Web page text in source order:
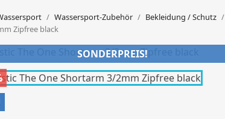
Wassersport-Zubehör Bekleidung / Schutz
Zipfree black
SONDERPREIS!